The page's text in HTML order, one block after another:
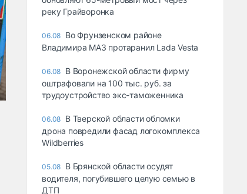
реку Грайворонка
06.08 Во Фрунзенском районе
Владимира МАЗ протаранил Lada Vesta
06.08 В Воронежской области фирму
оштрафовали на 100 тыс. руб. за
трудоустройство экс-таможенника
06.08 В Тверской области обломки
дрона повредили фасад логокомплекса
Wildberries
05.08 В Брянской области осудят
водителя, погубившего целую семью в
ДТП